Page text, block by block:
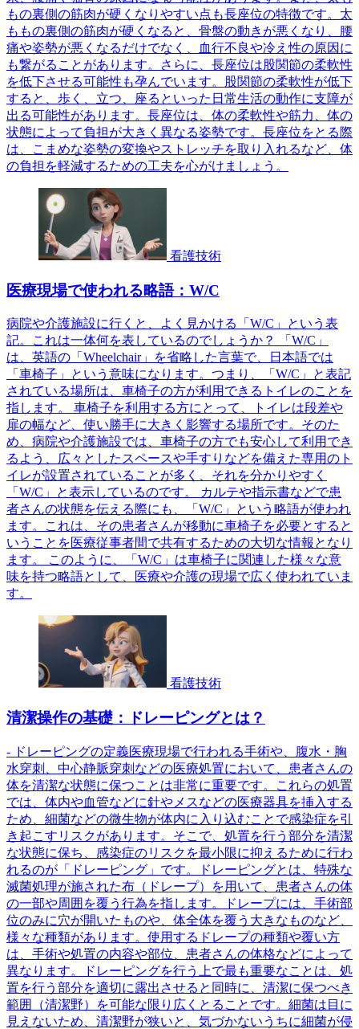
もの裏側の筋肉が硬くなりやすい点も長座位の特徴です。太
ももの裏側の筋肉が硬くなると、骨盤の動きが悪くなり、腰
痛や姿勢が悪くなるだけでなく、血行不良や冷え性の原因に
も繋がることがあります。さらに、長座位は股関節の柔軟性
を低下させる可能性も孕んでいます。股関節の柔軟性が低下
すると、歩く、立つ、座るといった日常生活の動作に支障が
出る可能性があります。長座位は、体の柔軟性や筋力、体の
状態によって負担が大きく異なる姿勢です。長座位をとる際
は、こまめな姿勢の変換やストレッチを取り入れるなど、体
の負担を軽減するための工夫を心がけましょう。
看護技術
医療現場で使われる略語：W/C
病院や介護施設に行くと、よく見かける「W/C」という表
記。これは一体何を表しているのでしょうか？ 「W/C」
は、英語の「Wheelchair」を省略した言葉で、日本語では
「車椅子」という意味になります。つまり、「W/C」と表記
されている場所は、車椅子の方が利用できるトイレのことを
指します。 車椅子を利用する方にとって、トイレは段差や
扉の幅など、使い勝手に大きく影響する場所です。そのた
め、病院や介護施設では、車椅子の方でも安心して利用でき
るよう、広々としたスペースや手すりなどを備えた専用のト
イレが設置されていることが多く、それを分かりやすく
「W/C」と表示しているのです。 カルテや指示書などで患
者さんの状態を伝える際にも、「W/C」という略語が使われ
ます。これは、その患者さんが移動に車椅子を必要とすると
いうことを医療従事者間で共有するための大切な情報となり
ます。 このように、「W/C」は車椅子に関連した様々な意
味を持つ略語として、医療や介護の現場で広く使われていま
す。
看護技術
清潔操作の基礎：ドレーピングとは？
- ドレーピングの定義医療現場で行われる手術や、腹水・胸
水穿刺、中心静脈穿刺などの医療処置において、患者さんの
体を清潔な状態に保つことは非常に重要です。これらの処置
では、体内や血管などに針やメスなどの医療器具を挿入する
ため、細菌などの微生物が体内に入り込むことで感染症を引
き起こすリスクがあります。そこで、処置を行う部分を清潔
な状態に保ち、感染症のリスクを最小限に抑えるために行わ
れるのが「ドレーピング」です。ドレーピングとは、特殊な
滅菌処理が施された布（ドレープ）を用いて、患者さんの体
の一部や周囲を覆う行為を指します。ドレープには、手術部
位のみに穴が開いたものや、体全体を覆う大きなものなど、
様々な種類があります。使用するドレープの種類や覆い方
は、手術や処置の内容や部位、患者さんの体格などによって
異なります。ドレーピングを行う上で最も重要なことは、処
置を行う部分を適切に露出させると同時に、清潔に保つべき
範囲（清潔野）を可能な限り広くとることです。細菌は目に
見えないため、清潔野が狭いと、気づかないうちに細菌が侵